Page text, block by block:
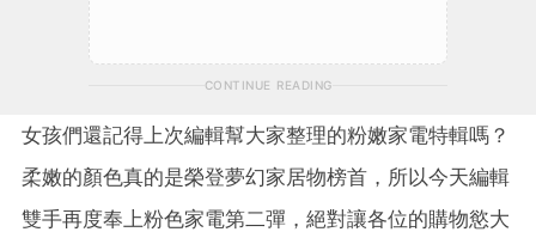
CONTINUE READING
女孩們還記得上次編輯幫大家整理的粉嫩家電特輯嗎？
柔嫩的顏色真的是榮登夢幻家居物榜首，所以今天編輯
雙手再度奉上粉色家電第二彈，絕對讓各位的購物慾大